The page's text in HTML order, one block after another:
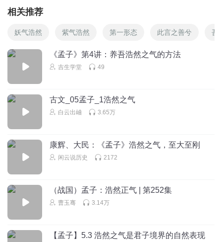
相关推荐
妖气浩然 紫气浩然 第一形态 此言之善兮 吾
《孟子》第4讲：养吾浩然之气的方法
吉生学堂 49
古文_05孟子_1浩然之气
白云出岫 3.65万
康辉、大民：《孟子》浩然之气，至大至刚
闲云说历史 2172
（战国）孟子：浩然正气 | 第252集
曹玉骞 3.14万
【孟子】5.3 浩然之气是君子境界的自然表现